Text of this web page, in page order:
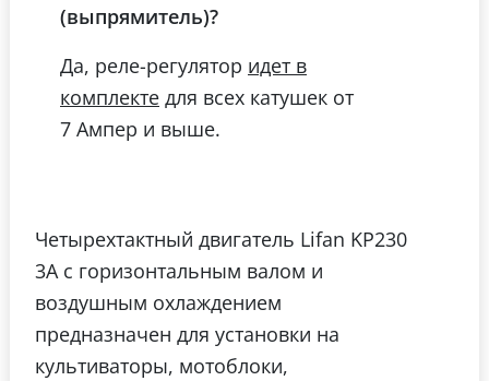
(выпрямитель)?
Да, реле-регулятор идет в
комплекте для всех катушек от
7 Ампер и выше.
Четырехтактный двигатель Lifan KP230
3А с горизонтальным валом и
воздушным охлаждением
предназначен для установки на
культиваторы, мотоблоки,